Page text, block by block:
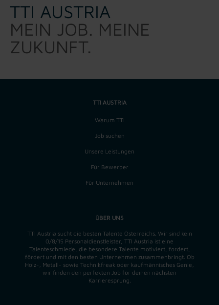
TTI AUSTRIA
MEIN JOB. MEINE
ZUKUNFT.
TTI AUSTRIA
Warum TTI
Job suchen
Unsere Leistungen
Für Bewerber
Für Unternehmen
ÜBER UNS
TTI Austria sucht die besten Talente Österreichs. Wir sind kein
0/8/15 Personaldienstleister, TTI Austria ist eine
Talenteschmiede, die besondere Talente motiviert, fordert,
fördert und mit den besten Unternehmen zusammenbringt. Ob
Holz-, Metall- sowie Technikfreak oder kaufmännisches Genie,
wir finden den perfekten Job für deinen nächsten
Karrieresprung.